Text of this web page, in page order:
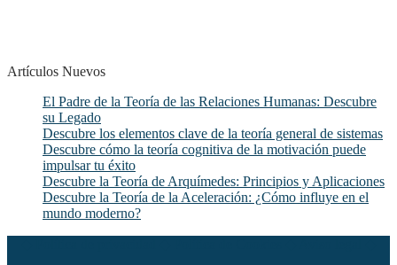
Artículos Nuevos
El Padre de la Teoría de las Relaciones Humanas: Descubre
su Legado
Descubre los elementos clave de la teoría general de sistemas
Descubre cómo la teoría cognitiva de la motivación puede
impulsar tu éxito
Descubre la Teoría de Arquímedes: Principios y Aplicaciones
Descubre la Teoría de la Aceleración: ¿Cómo influye en el
mundo moderno?